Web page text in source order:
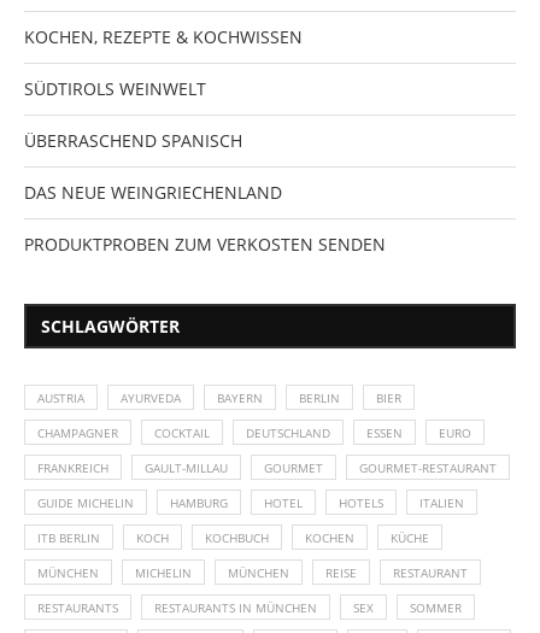
KOCHEN, REZEPTE & KOCHWISSEN
SÜDTIROLS WEINWELT
ÜBERRASCHEND SPANISCH
DAS NEUE WEINGRIECHENLAND
PRODUKTPROBEN ZUM VERKOSTEN SENDEN
SCHLAGWÖRTER
AUSTRIA AYURVEDA BAYERN BERLIN BIER
CHAMPAGNER COCKTAIL DEUTSCHLAND ESSEN EURO
FRANKREICH GAULT-MILLAU GOURMET GOURMET-RESTAURANT
GUIDE MICHELIN HAMBURG HOTEL HOTELS ITALIEN
ITB BERLIN KOCH KOCHBUCH KOCHEN KÜCHE
MÜNCHEN MICHELIN MÜNCHEN REISE RESTAURANT
RESTAURANTS RESTAURANTS IN MÜNCHEN SEX SOMMER